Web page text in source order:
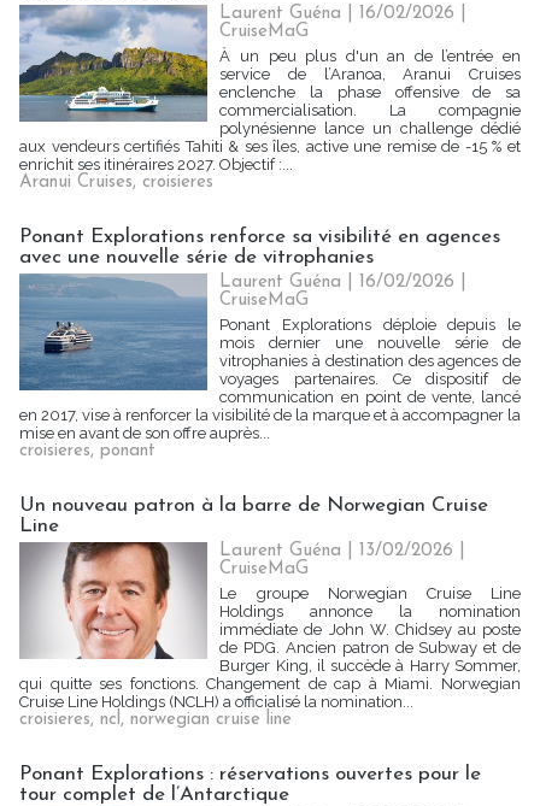
Laurent Guéna | 16/02/2026
CruiseMaG
À un peu plus d'un an de l’entrée en
service de l’Aranoa, Aranui Cruises
enclenche la phase offensive de sa
commercialisation. La compagnie
polynésienne lance un challenge dédié
aux vendeurs certifiés Tahiti & ses îles, active une remise de -15 % et
enrichit ses itinéraires 2027. Objectif :...
Aranui Cruises, croisieres
Ponant Explorations renforce sa visibilité en agences
avec une nouvelle série de vitrophanies
Laurent Guéna | 16/02/2026
CruiseMaG
Ponant Explorations déploie depuis le
mois dernier une nouvelle série de
vitrophanies à destination des agences de
voyages partenaires. Ce dispositif de
communication en point de vente, lancé
en 2017, vise à renforcer la visibilité de la marque et à accompagner la
mise en avant de son offre auprès...
croisieres, ponant
Un nouveau patron à la barre de Norwegian Cruise
Line
Laurent Guéna | 13/02/2026
CruiseMaG
Le groupe Norwegian Cruise Line
Holdings annonce la nomination
immédiate de John W. Chidsey au poste
de PDG. Ancien patron de Subway et de
Burger King, il succède à Harry Sommer,
qui quitte ses fonctions. Changement de cap à Miami. Norwegian
Cruise Line Holdings (NCLH) a officialisé la nomination...
croisieres, ncl, norwegian cruise line
Ponant Explorations : réservations ouvertes pour le
tour complet de l’Antarctique